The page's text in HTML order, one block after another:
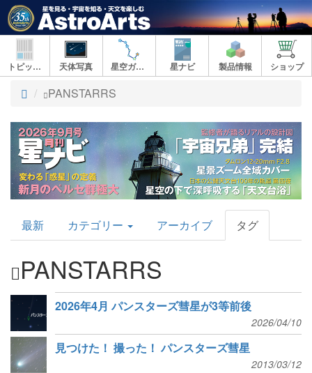
トピックス 天体写真 星空ガイド 星ナビ 製品情報 ショップ
ト
プ
PANSTARRS
AstroArts
Topics
最新 カテゴリー アーカイブ タグ
PANSTARRS
2026年4月 パンスターズ彗星が3等前後
2026/04/10
見つけた！ 撮った！ パンスターズ彗星
2013/03/12